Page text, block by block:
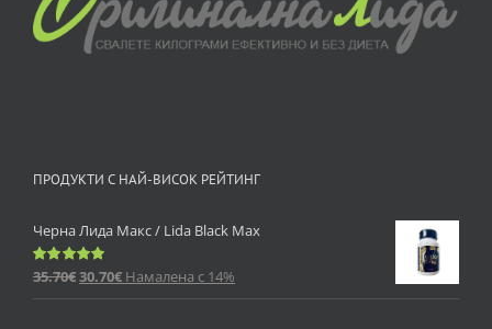
ПРОДУКТИ С НАЙ-ВИСОК РЕЙТИНГ
Черна Лида Макс / Lida Black Max
Оценено
35.70€30.70€ Намалена с 14%